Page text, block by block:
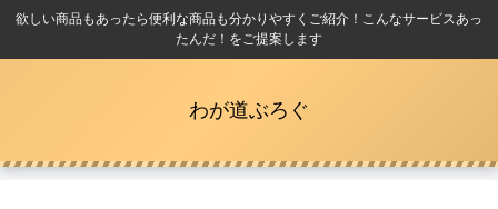
欲しい商品もあったら便利な商品も分かりやすくご紹介！こんなサービスあっ
たんだ！をご提案します
わが道ぶろぐ